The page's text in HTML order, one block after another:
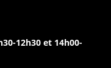
12h30 et 14h00-